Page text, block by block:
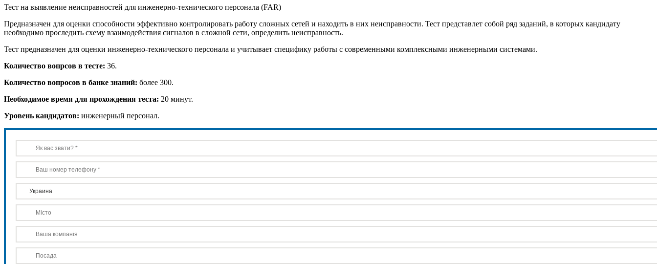
Тест на выявление неисправностей для инженерно-технического персонала (FAR)
Предназначен для оценки способности эффективно контролировать работу сложных сетей и находить в них неисправности. Тест представлет собой ряд заданий, в которых кандидату
необходимо проследить схему взаимодействия сигналов в сложной сети, определить неисправность.
Тест предназначен для оценки инженерно-технического персонала и учитывает специфику работы с современными комплексными инженерными системами.
Количество вопрсов в тесте: 36.
Количество вопросов в банке знаний: более 300.
Необходимое время для прохождения теста: 20 минут.
Уровень кандидатов: инженерный персонал.